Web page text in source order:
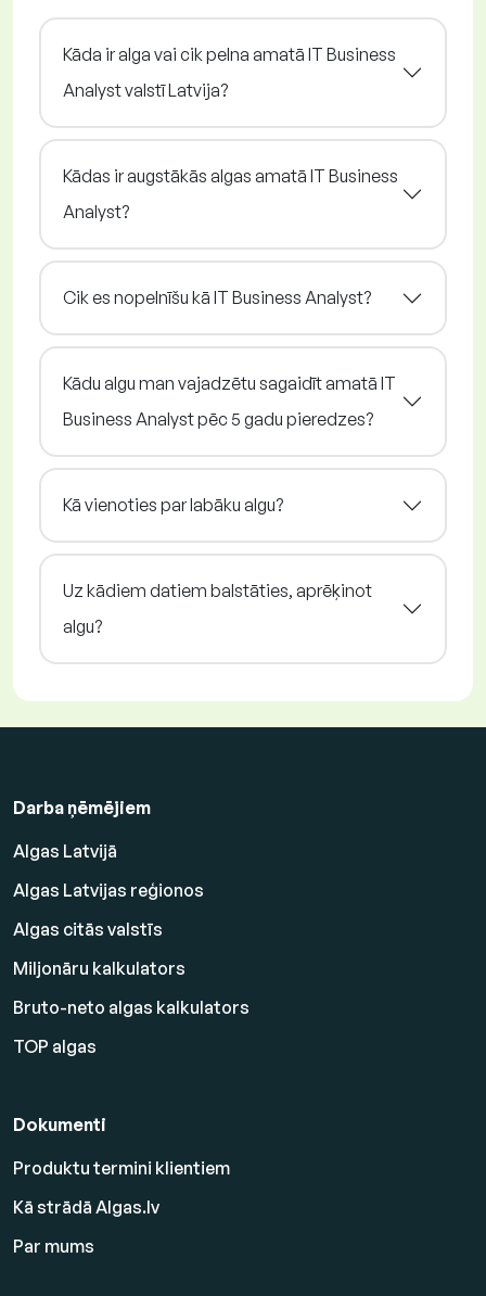
Kāda ir alga vai cik pelna amatā IT Business
Analyst valstī Latvija?
Kādas ir augstākās algas amatā IT Business
Analyst?
Cik es nopelnīšu kā IT Business Analyst?
Kādu algu man vajadzētu sagaidīt amatā IT
Business Analyst pēc 5 gadu pieredzes?
Kā vienoties par labāku algu?
Uz kādiem datiem balstāties, aprēķinot
algu?
Darba ņēmējiem
Algas Latvijā
Algas Latvijas reģionos
Algas citās valstīs
Miljonāru kalkulators
Bruto-neto algas kalkulators
TOP algas
Dokumenti
Produktu termini klientiem
Kā strādā Algas.lv
Par mums